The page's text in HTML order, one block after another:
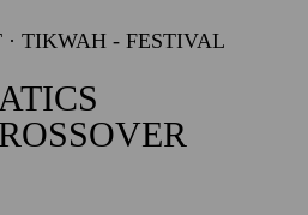
· TIKWAH - FESTIVAL